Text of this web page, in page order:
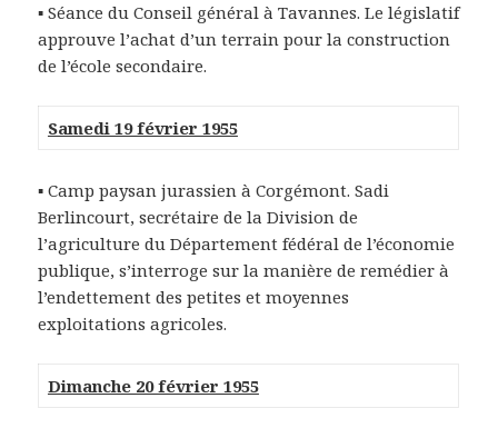
▪ Séance du Conseil général à Tavannes. Le législatif
approuve l’achat d’un terrain pour la construction
de l’école secondaire.
Samedi 19 février 1955
▪ Camp paysan jurassien à Corgémont. Sadi
Berlincourt, secrétaire de la Division de
l’agriculture du Département fédéral de l’économie
publique, s’interroge sur la manière de remédier à
l’endettement des petites et moyennes
exploitations agricoles.
Dimanche 20 février 1955